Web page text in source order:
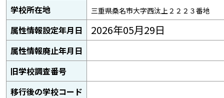
学校所在地 三重県桑名市大字西汰上２２２３番地
属性情報設定年月日 2026年05月29日
属性情報廃止年月日
旧学校調査番号
移行後の学校コード